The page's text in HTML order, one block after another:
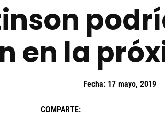
en la
Fecha: 17 mayo, 2019
COMPARTE: